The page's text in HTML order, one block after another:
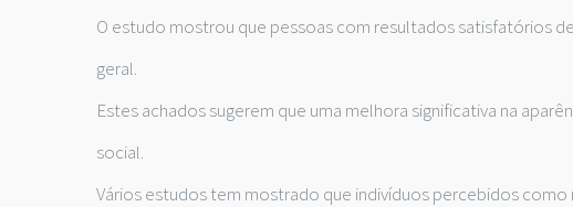
O estudo mostrou que pessoas com resultados satisfatórios
geral.
Estes achados sugerem que uma melhora significativa na
social.
Vários estudos tem mostrado que indivíduos percebidos